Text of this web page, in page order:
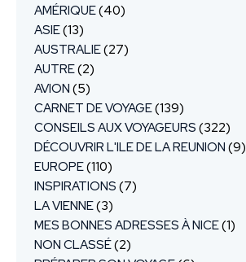
AMÉRIQUE(40)
ASIE(13)
AUSTRALIE(27)
AUTRE(2)
AVION (5)
CARNET DE VOYAGE(139)
CONSEILS AUX VOYAGEURS (322)
DÉCOUVRIR L'ILE DE LA REUNION (9)
EUROPE(110)
INSPIRATIONS (7)
LA VIENNE(3)
MES BONNES ADRESSES À NICE(1)
NON CLASSÉ(2)